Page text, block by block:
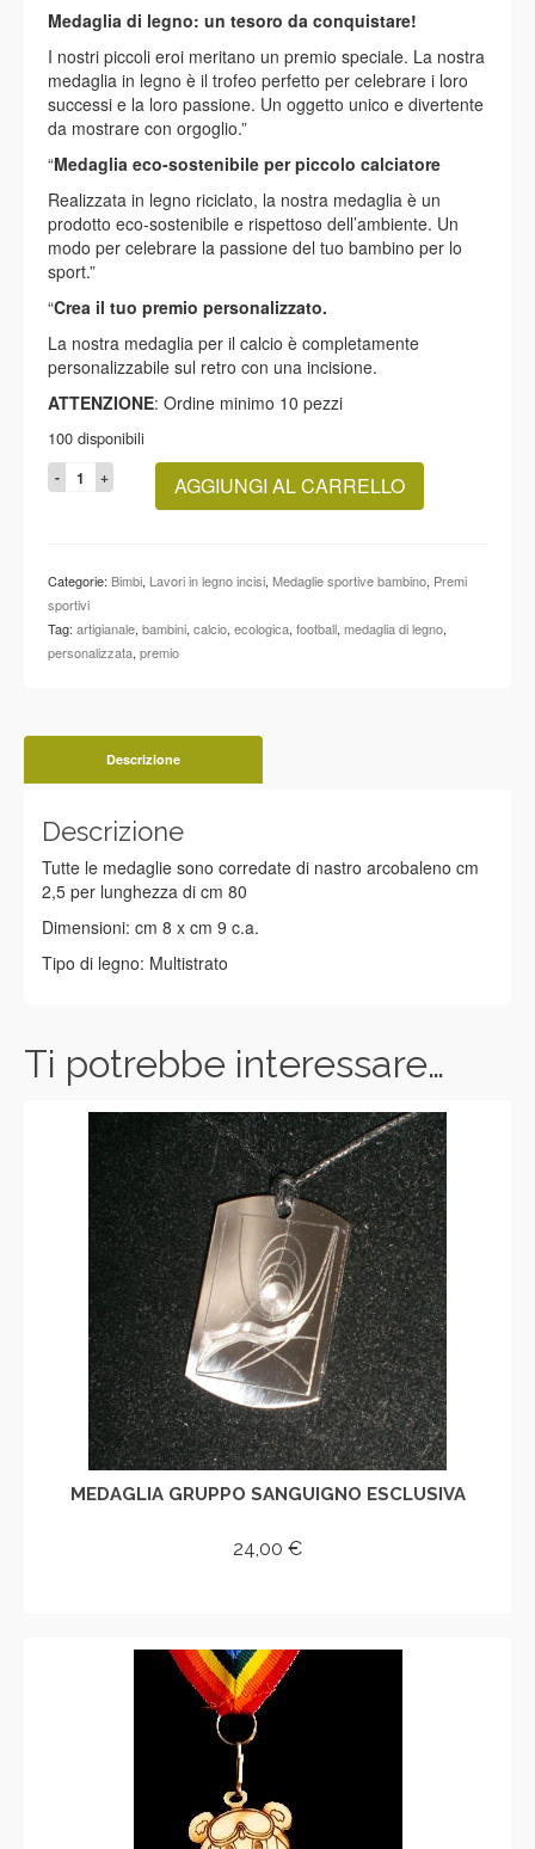
Medaglia di legno: un tesoro da conquistare!
I nostri piccoli eroi meritano un premio speciale. La nostra
medaglia in legno è il trofeo perfetto per celebrare i loro
successi e la loro passione. Un oggetto unico e divertente
da mostrare con orgoglio.”
“Medaglia eco-sostenibile per piccolo calciatore
Realizzata in legno riciclato, la nostra medaglia è un
prodotto eco-sostenibile e rispettoso dell’ambiente. Un
modo per celebrare la passione del tuo bambino per lo
sport.”
“Crea il tuo premio personalizzato.
La nostra medaglia per il calcio è completamente
personalizzabile sul retro con una incisione.
ATTENZIONE: Ordine minimo 10 pezzi
100 disponibili
Medaglia
legno
Calcio
10
pz
quantità
AGGIUNGI AL CARRELLO
Categorie: Bimbi, Lavori in legno incisi, Medaglie sportive bambino, Premi
sportivi
Tag: artigianale, bambini, calcio, ecologica, football, medaglia di legno,
personalizzata, premio
Descrizione
Descrizione
Tutte le medaglie sono corredate di nastro arcobaleno cm
2,5 per lunghezza di cm 80
Dimensioni: cm 8 x cm 9 c.a.
Tipo di legno: Multistrato
Ti potrebbe interessare…
MEDAGLIA GRUPPO SANGUIGNO ESCLUSIVA
24,00 €